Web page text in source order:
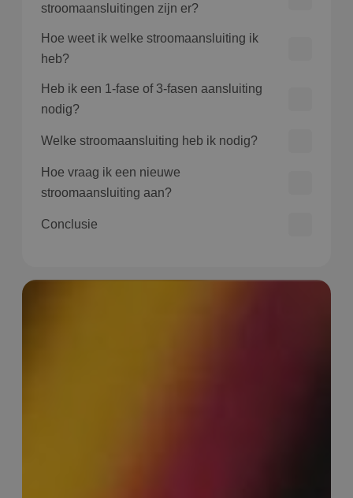
stroomaansluitingen zijn er?
Hoe weet ik welke stroomaansluiting ik
heb?
Heb ik een 1-fase of 3-fasen aansluiting
nodig?
Welke stroomaansluiting heb ik nodig?
Hoe vraag ik een nieuwe
stroomaansluiting aan?
Conclusie